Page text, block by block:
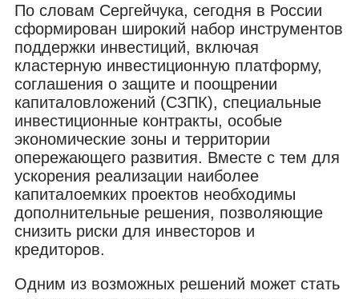
По словам Сергейчука, сегодня в России
сформирован широкий набор инструментов
поддержки инвестиций, включая
кластерную инвестиционную платформу,
соглашения о защите и поощрении
капиталовложений (СЗПК), специальные
инвестиционные контракты, особые
экономические зоны и территории
опережающего развития. Вместе с тем для
ускорения реализации наиболее
капиталоемких проектов необходимы
дополнительные решения, позволяющие
снизить риски для инвесторов и
кредиторов.
Одним из возможных решений может стать